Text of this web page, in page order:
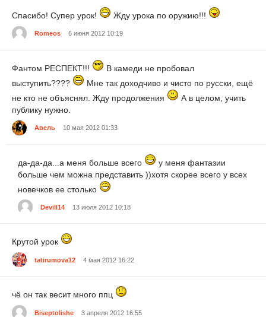
Спасибо! Супер урок! Жду урока по оружию!!!
Romeos 6 июня 2012 10:19
Фантом РЕСПЕКТ!!!
В камеди не пробовал
выступить????
Мне так доходчиво и чисто по русски, ещё
не кто не объяснял. Жду продолжения
А в целом, учить
публику нужно.
Авель 10 мая 2012 01:33
да-да-да...а меня больше всего
у меня фантазии
больше чем можна представить ))хотя скорее всего у всех
новечков ее столько
Devill14 13 июля 2012 10:18
Крутой урок
tatirumova12 4 мая 2012 16:22
чё он так весит много ппц
Biseptolishe 3 апреля 2012 16:55